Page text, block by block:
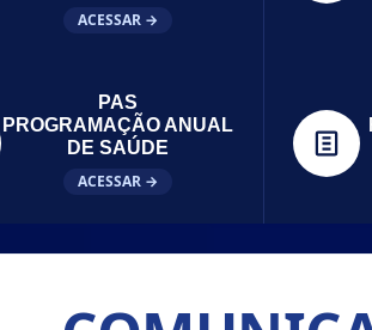
ACESSAR →
PAS
PROGRAMAÇÃO ANUAL
DE SAÚDE
ACESSAR →